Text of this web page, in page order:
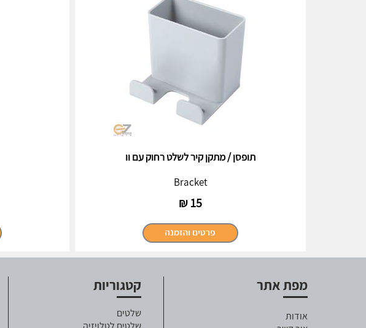
תופסן / מתקן קיר לשלט רחוק עם וו
Bracket
15
₪
מפת אתר
אודות
קטגוריות
שלטים